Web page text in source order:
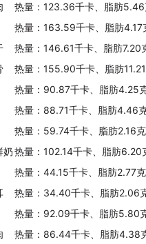
热量：123.36千卡、脂肪
热量：163.59千卡、脂肪
热量：146.61千卡、脂肪
热量：155.90千卡、脂肪
热量：90.87千卡、脂肪4.25
热量：88.71千卡、脂肪4.46
热量：59.74千卡、脂肪2.16
奶热量：102.14千卡、脂肪
热量：44.15千卡、脂肪2.77
热量：34.40千卡、脂肪2.06
热量：92.09千卡、脂肪5.80
热量：86.44千卡、脂肪4.38